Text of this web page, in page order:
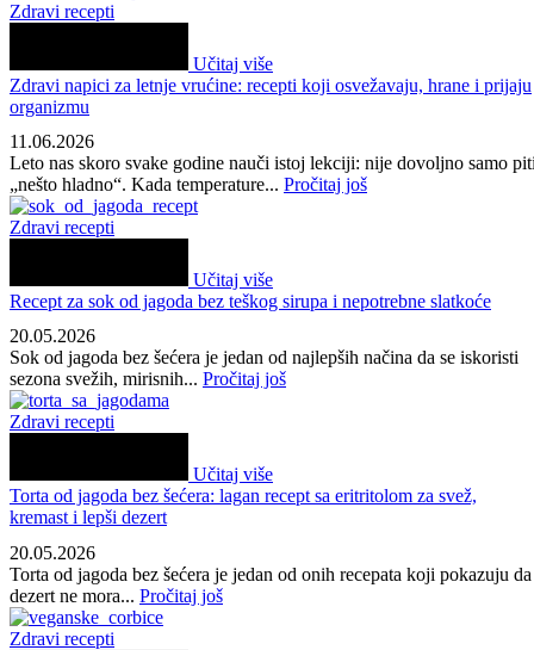
Zdravi recepti
Učitaj više
Zdravi napici za letnje vrućine: recepti koji osvežavaju, hrane i prijaju
organizmu
11.06.2026
Leto nas skoro svake godine nauči istoj lekciji: nije dovoljno samo piti
„nešto hladno“. Kada temperature... Pročitaj još
Zdravi recepti
Učitaj više
Recept za sok od jagoda bez teškog sirupa i nepotrebne slatkoće
20.05.2026
Sok od jagoda bez šećera je jedan od najlepših načina da se iskoristi
sezona svežih, mirisnih... Pročitaj još
Zdravi recepti
Učitaj više
Torta od jagoda bez šećera: lagan recept sa eritritolom za svež,
kremast i lepši dezert
20.05.2026
Torta od jagoda bez šećera je jedan od onih recepata koji pokazuju da
dezert ne mora... Pročitaj još
Zdravi recepti